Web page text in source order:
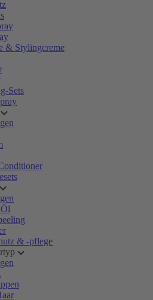
& Stylingcreme
Sets
& -pflege